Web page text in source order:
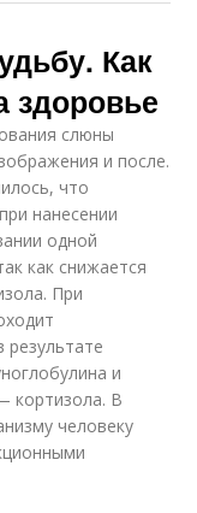
Как
здоровье
слюны
и после.
что
нанесении
одной
как снижается
При
результате
и
кортизола. В
человеку